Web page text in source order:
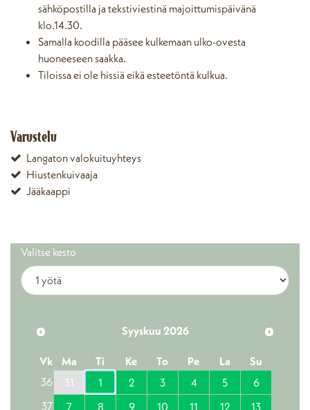
sähköpostilla ja tekstiviestinä majoittumispäivänä
klo.14.30.
Samalla koodilla pääsee kulkemaan ulko-ovesta
huoneeseen saakka.
Tiloissa ei ole hissiä eikä esteetöntä kulkua.
Varustelu
Langaton valokuituyhteys
Hiustenkuivaaja
Jääkaappi
Valitse kesto
Syyskuu 2026
Vk Ma Ti Ke To Pe La
Su
36
31 1 2 3 4 5
6
37
7 8 9 10 11 12
13